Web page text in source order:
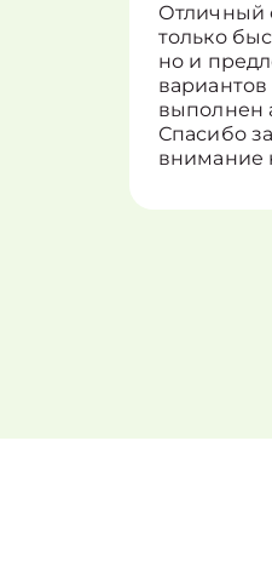
Отличный
только
но и
выполнен
Спасибо
внимание